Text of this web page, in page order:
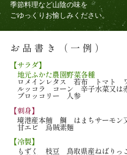
季節料理など山陰の味を
ごゆっくりお愉しみください。
お品書き（一例）
【サラダ】
地元ふかた農園野菜各種
ロメインレタス 若布 トマト
ルッコラ コーン辛子水菜又は
ブロッコリー 人参
【刺身】
境港産本鮪 鯛 はまちサーモン
甘エビ 烏賊素麺
【冷製】
もずく 枝豆 鳥取県産ねばりっ